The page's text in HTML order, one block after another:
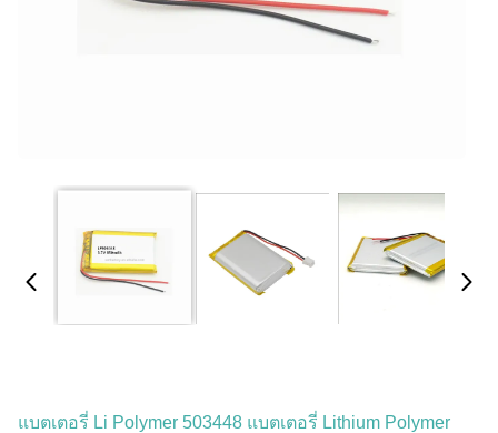
แบตเตอรี่ Li Polymer 503448 แบตเตอรี่ Lithium Polymer